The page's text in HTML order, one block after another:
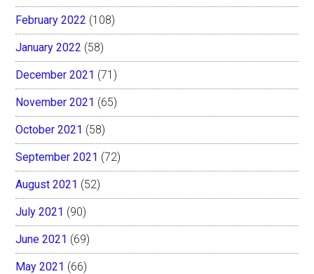
February 2022 (108)
January 2022 (58)
December 2021 (71)
November 2021 (65)
October 2021 (58)
September 2021 (72)
August 2021 (52)
July 2021 (90)
June 2021 (69)
May 2021 (66)